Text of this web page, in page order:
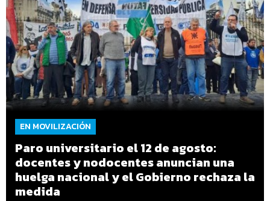
EN MOVILIZACIÓN
Paro universitario el 12 de agosto:
docentes y nodocentes anuncian una
huelga nacional y el Gobierno rechaza la
medida